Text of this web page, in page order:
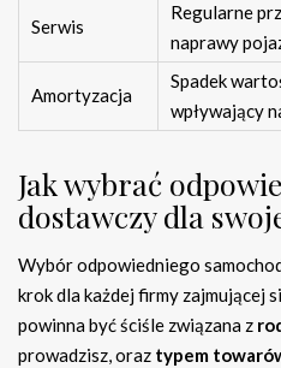
Serwis
Regularne
naprawy
Amortyzacja
Spadek
wpływający
Jak wybrać
dostawczy dla
Wybór odpowiedniego
krok dla każdej firmy zajmującej
powinna być ściśle związana z
prowadzisz, oraz typem